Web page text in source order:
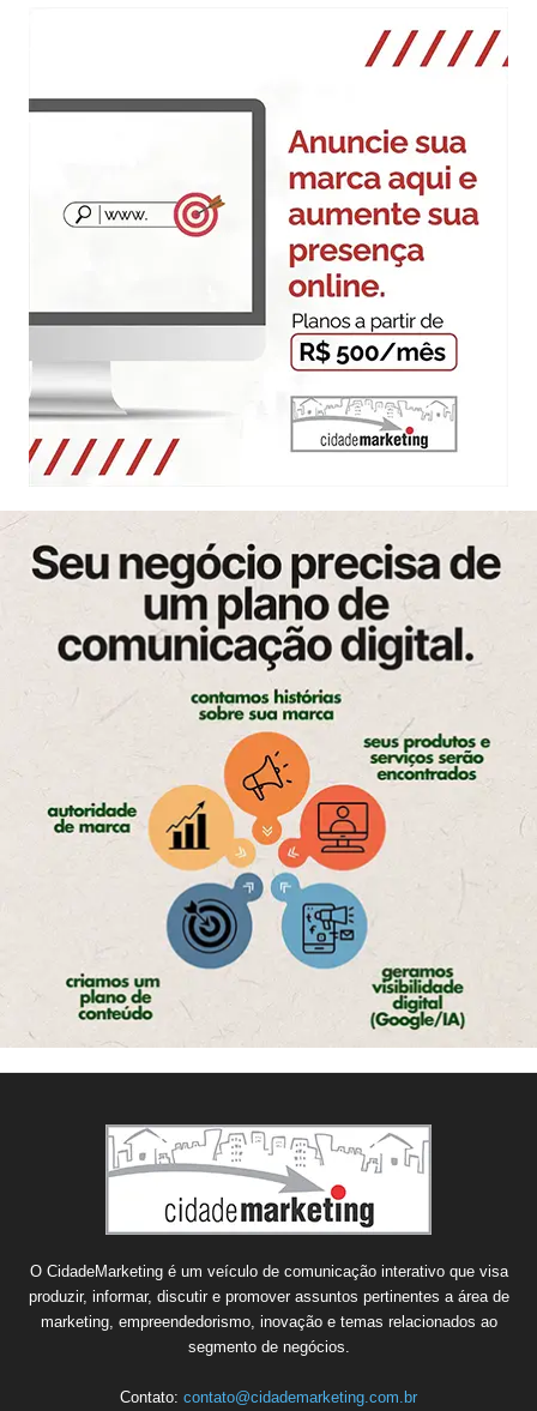
O CidadeMarketing é um veículo de comunicação interativo que visa
produzir, informar, discutir e promover assuntos pertinentes a área de
marketing, empreendedorismo, inovação e temas relacionados ao
segmento de negócios.
Contato: contato@cidademarketing.com.br